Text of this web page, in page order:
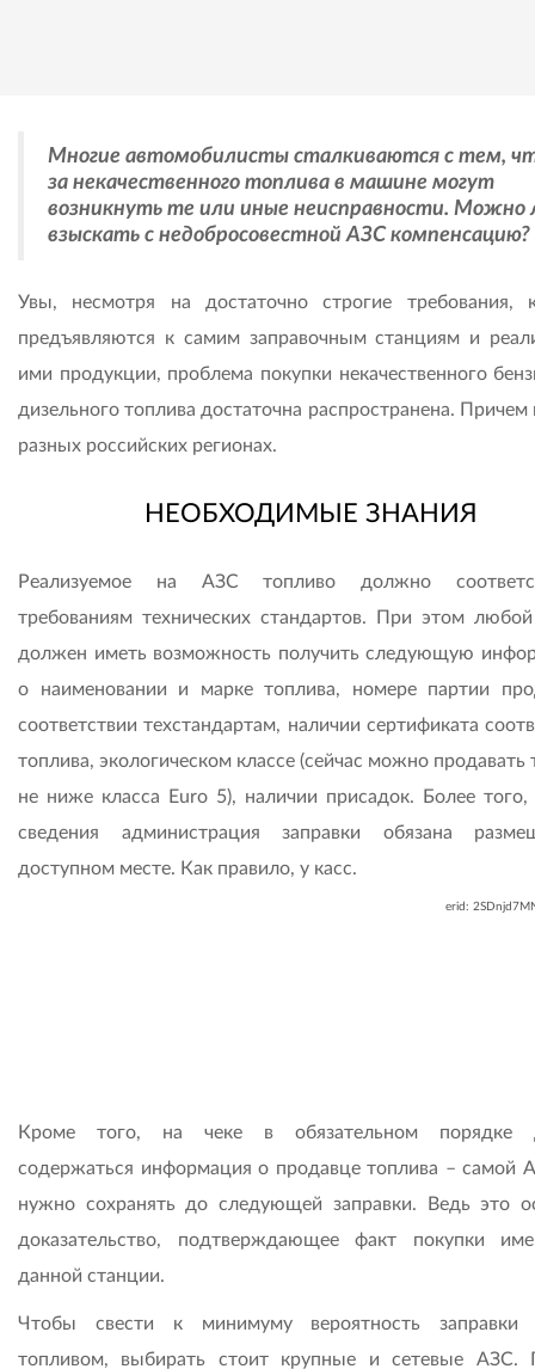
Многие автомобилисты сталкиваются с тем,
за некачественного топлива в машине могут
возникнуть те или иные неисправности. Можно
взыскать с недобросовестной АЗС компенсацию?
Увы, несмотря на достаточно строгие требования,
предъявляются к самим заправочным станциям и
ими продукции, проблема покупки некачественного
дизельного топлива достаточна распространена.
разных российских регионах.
НЕОБХОДИМЫЕ ЗНАНИЯ
Реализуемое на АЗС топливо должно
требованиям технических стандартов. При этом
должен иметь возможность получить следующую
о наименовании и марке топлива, номере партии
соответствии техстандартам, наличии сертификата
топлива, экологическом классе (сейчас можно продавать
не ниже класса Euro 5), наличии присадок. Более того,
сведения администрация заправки обязана
доступном месте. Как правило, у касс.
erid:
Кроме того, на чеке в обязательном порядке
содержаться информация о продавце топлива – самой
нужно сохранять до следующей заправки. Ведь это
доказательство, подтверждающее факт покупки
данной станции.
Чтобы свести к минимуму вероятность заправки
топливом, выбирать стоит крупные и сетевые АЗС.